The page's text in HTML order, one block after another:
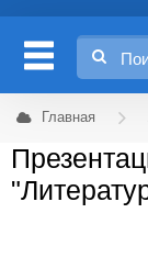
Главная